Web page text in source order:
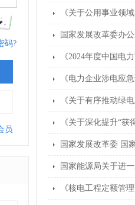
码?
员
《关于公用事业领
国家发展改革委办
《2024年度中国电
《电力企业涉电应
《关于有序推动绿
《关于深化提升“
国家发展改革委 国
国家能源局关于进
《核电工程定额管